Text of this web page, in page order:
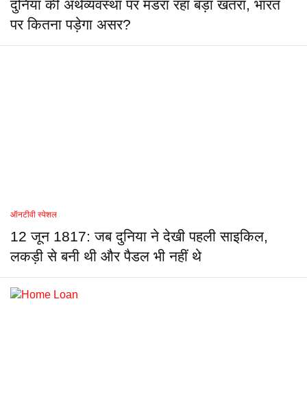
दुनिया की अर्थव्यवस्था पर मंडरा रहा बड़ा खतरा, भारत
पर कितना पड़ेगा असर?
ऑनटीवी स्पेशल
12 जून 1817: जब दुनिया ने देखी पहली साइकिल,
लकड़ी से बनी थी और पैडल भी नहीं थे